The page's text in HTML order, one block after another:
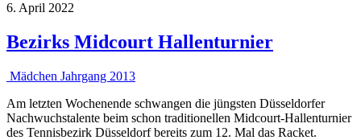
6. April 2022
Bezirks Midcourt Hallenturnier
Mädchen Jahrgang 2013
Am letzten Wochenende schwangen die jüngsten Düsseldorfer
Nachwuchstalente beim schon traditionellen Midcourt-Hallenturnier
des Tennisbezirk Düsseldorf bereits zum 12. Mal das Racket.